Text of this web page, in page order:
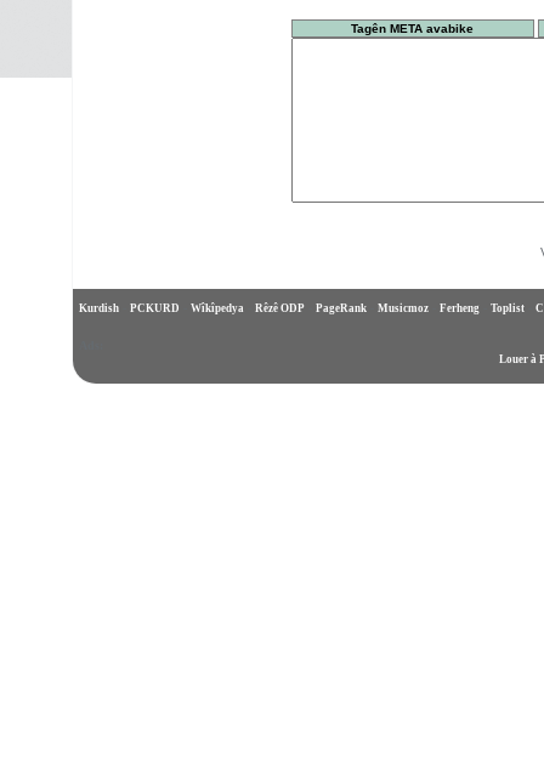
Kurdish PCKURD Wîkîpedya Rêzê ODP PageRank Musicmoz Ferheng Toplist
Louer à